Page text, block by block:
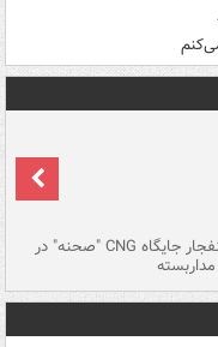
لحظه انفجار جایگاه CNG "صحنه" در